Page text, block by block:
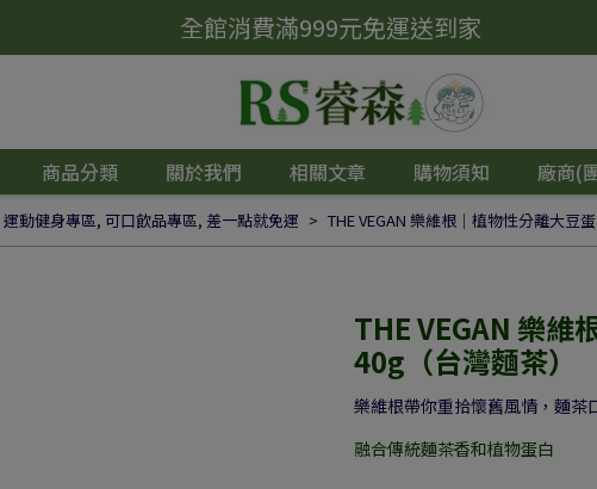
全館消費滿999元免運送到家
商品分類 關於我們 相關文章 購物須知 廠商(
運動健身專區, 可口飲品專區, 差一點就免運 THE VEGAN 樂維根｜植物性分離大豆
THE VEGAN 樂維
40g（台灣麵茶）
樂維根帶你重拾懷舊風情，麵茶
融合傳統麵茶香和植物蛋白